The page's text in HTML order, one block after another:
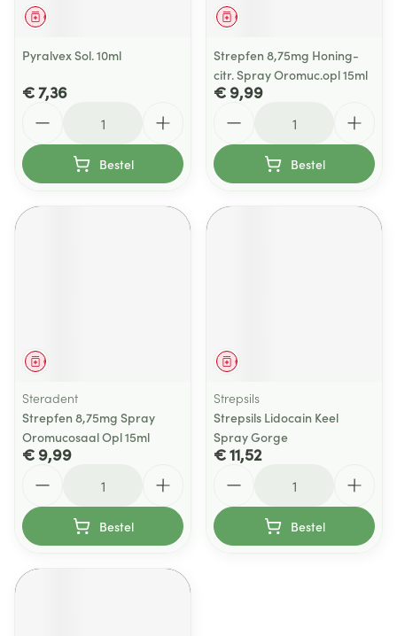
Geneesmiddel
Pyralvex Sol. 10ml
€ 7,36
Bestel
Geneesmiddel
Strepfen 8,75mg Honing-
citr. Spray Oromuc.opl 15ml
€ 9,99
Bestel
Geneesmiddel
Steradent
Strepfen 8,75mg Spray
Oromucosaal Opl 15ml
€ 9,99
Bestel
Geneesmiddel
Strepsils
Strepsils Lidocain Keel
Spray Gorge
€ 11,52
Bestel